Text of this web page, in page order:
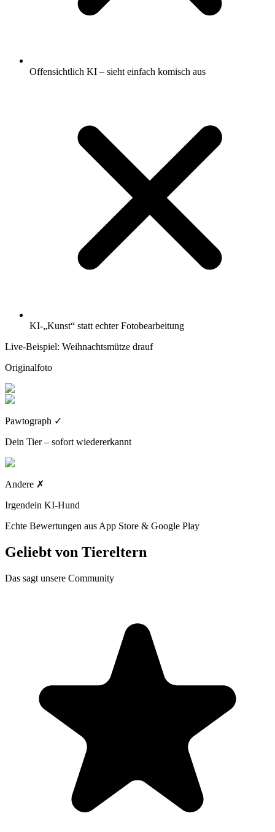
Offensichtlich KI – sieht einfach komisch aus
KI-„Kunst“ statt echter Fotobearbeitung
Live-Beispiel: Weihnachtsmütze drauf
Originalfoto
Pawtograph ✓
Dein Tier – sofort wiedererkannt
Andere ✗
Irgendein KI-Hund
Echte Bewertungen aus App Store & Google Play
Geliebt von Tiereltern
Das sagt unsere Community